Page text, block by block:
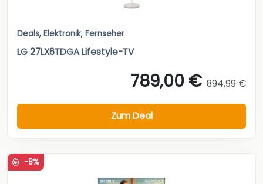
Deals, Elektronik, Fernseher
LG 27LX6TDGA Lifestyle-TV
789,00 € 894,99 €
Zum Deal
-8%